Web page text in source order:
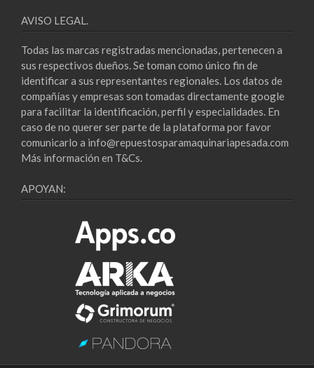
AVISO LEGAL.
Todas las marcas registradas mencionadas, pertenecen a
sus respectivos dueños. Se toman como único fin de
identificar a sus representantes regionales. Los datos de
compañías y empresas son tomadas directamente google
para facilitar la identificación, perfil y especialidades. En
caso de no querer ser parte de la plataforma por favor
comunicarlo a info@repuestosparamaquinariapesada.com
Más información en T&Cs.
APOYAN: